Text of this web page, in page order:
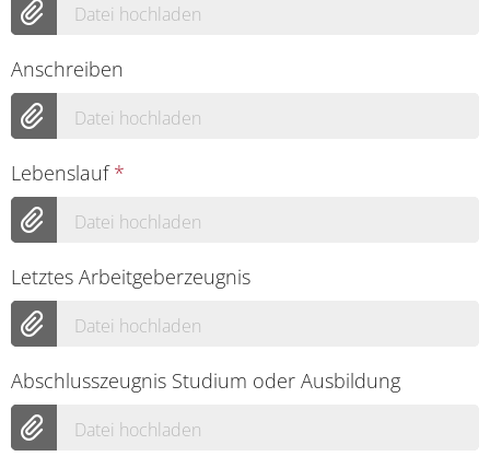
Datei hochladen
Anschreiben
Datei hochladen
Lebenslauf*
Datei hochladen
Letztes Arbeitgeberzeugnis
Datei hochladen
Abschlusszeugnis Studium oder Ausbildung
Datei hochladen